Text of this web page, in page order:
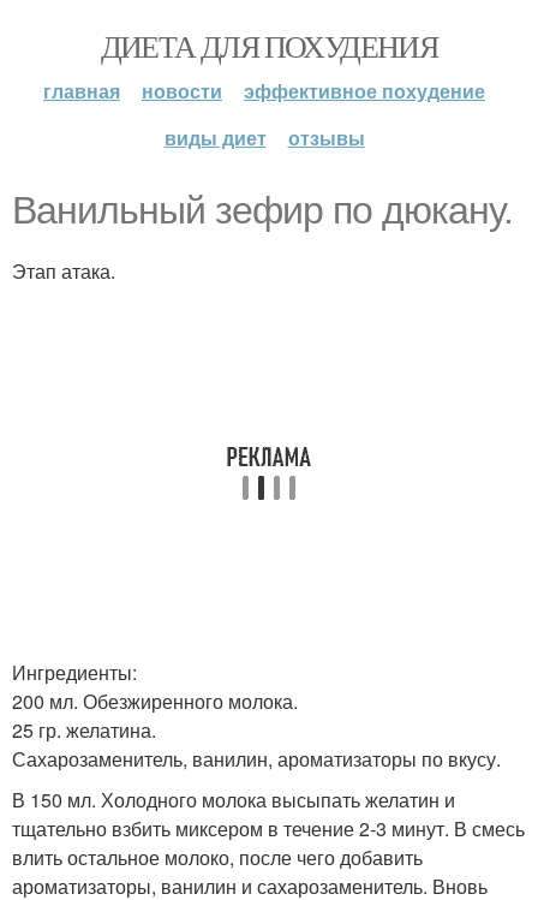
ДИЕТА ДЛЯ ПОХУДЕНИЯ
главная новости
эффективное похудение
виды диет
отзывы
Ванильный зефир по дюкану.
Этап атака.
Ингредиенты:
200 мл. Обезжиренного молока.
25 гр. желатина.
Сахарозаменитель, ванилин, ароматизаторы по вкусу.
В 150 мл. Холодного молока высыпать желатин и
тщательно взбить миксером в течение 2-3 минут. В смесь
влить остальное молоко, после чего добавить
ароматизаторы, ванилин и сахарозаменитель. Вновь